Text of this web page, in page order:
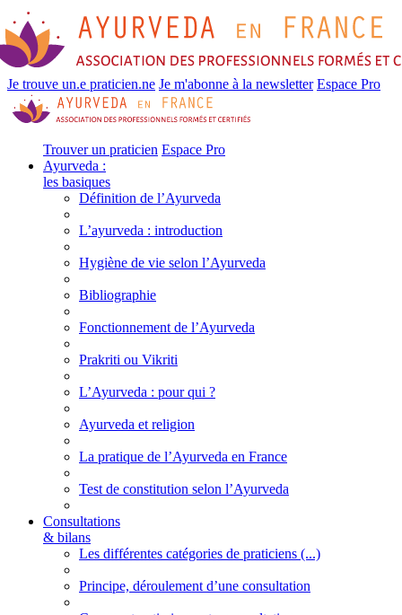
Je trouve un.e praticien.ne Je m'abonne à la newsletter Espace Pro
Trouver un praticien Espace Pro
Ayurveda :
les basiques
Définition de l’Ayurveda
L’ayurveda : introduction
Hygiène de vie selon l’Ayurveda
Bibliographie
Fonctionnement de l’Ayurveda
Prakriti ou Vikriti
L’Ayurveda : pour qui ?
Ayurveda et religion
La pratique de l’Ayurveda en France
Test de constitution selon l’Ayurveda
Consultations
& bilans
Les différentes catégories de praticiens (...)
Principe, déroulement d’une consultation